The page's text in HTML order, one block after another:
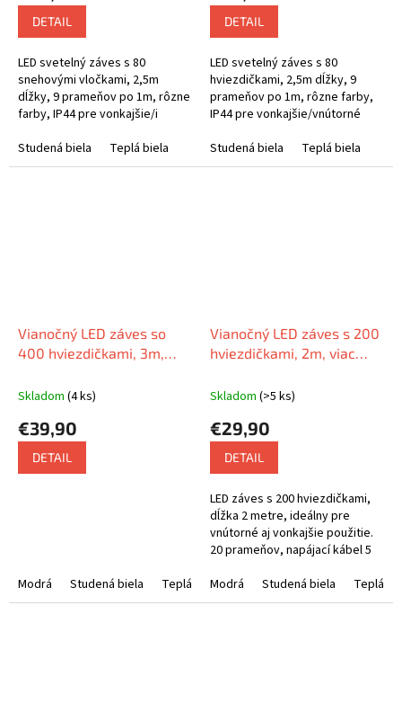
DETAIL
LED svetelný záves s 80
snehovými vločkami, 2,5m
dĺžky, 9 prameňov po 1m, rôzne
farby, IP44 pre vonkajšie/i
kábel.
Studená biela Teplá biela
DETAIL
LED svetelný záves s 80
hviezdičkami, 2,5m dĺžky, 9
prameňov po 1m, rôzne farby,
IP44 pre vonkajšie/vnútorné
Studená biela
Teplá biela
Vianočný LED záves so
400 hviezdičkami, 3m,
Skladom (4 ks)
€39,90
DETAIL
Modrá Studená biela Teplá biela Rôznofarebná
Vianočný LED záves s 200
hviezdičkami, 2m, viac
Skladom (>5 ks)
€29,90
DETAIL
LED záves s 200 hviezdičkami,
dĺžka 2 metre, ideálny pre
vnútorné aj vonkajšie použitie.
20 prameňov, napájací kábel 5
Modrá
Studená biela Teplá